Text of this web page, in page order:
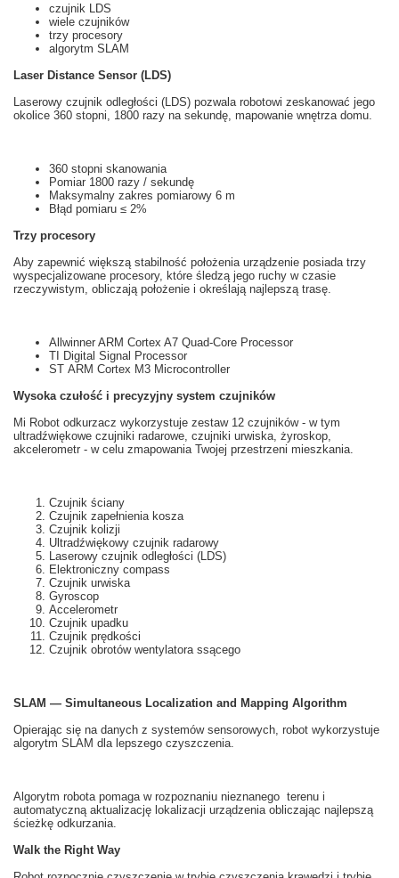
czujnik
LDS
wiele czujników
trzy procesory
algorytm SLAM
Laser Distance Sensor (LDS)
Laserowy czujnik odległości ( LDS) pozwala robotowi zeskanować jego
okolice 360 stopni , 1800 razy na sekundę mapowanie wnętrza domu.
360 stopni skanowania
Pomiar 1800 razy / sekundę
Maksymalny zakres pomiarowy 6 m
Błąd pomiaru ≤ 2%
Trzy procesory
Aby zapewnić większą stabilność położenia urządzenie posiada trzy
wyspecjalizowane prоcesory, które śledzą jego ruchy w czasie
rzeczywistym , obliczają położenie i określają najlepszą trasę.
Allwinner ARM Cortex A7 Quad-Core Processor
TI Digital Signal Processor
ST ARM Cortex M3 Microcontroller
Wysoka czułość i precyzyjny system czujników
Mi Robot odkurzacz wykorzystuje zestaw 12 czujników - w tym
ultradźwiękowe czujniki radarowe , czujniki urwiska, żyroskop,
akcelerometr - w celu zmapowania Twojej przestrzeni mieszkania.
Czujnik ściany
Czujnik zapełnienia kosza
Czujnik kolizji
Ultradźwiękowy czujnik radarowy
Laserowy czujnik odległości (LDS)
Elektroniczny compass
Czujnik urwiska
Gyroscop
Accelerometr
Czujnik upadku
Czujnik prędkości
Czujnik obrotów wentylatora ssącego
SLAM — Simultaneous Localization and Mapping Algorithm
Opierając się na danych z systemów sensorowych , robot wykorzystuje
algorytm SLAM dla lepszego czyszczenia.
Algorytm robota pomaga w rozpoznaniu nieznanego terenu i
automatyczną aktualizację lokalizacji urządzenia obliczając najlepszą
ścieżkę odkurzania
Walk the Right Way